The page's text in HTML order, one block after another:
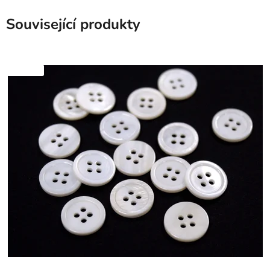
Související produkty